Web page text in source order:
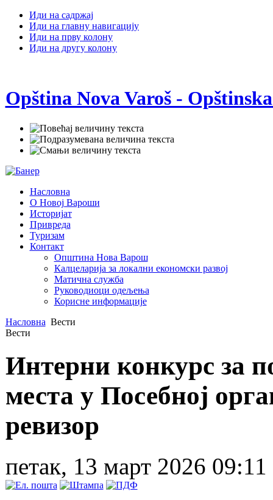
Иди на садржај
Иди на главну навигацију
Иди на прву колону
Иди на другу колону
Opština Nova Varoš -
Насловна
О Новој Вароши
Историјат
Привреда
Туризам
Контакт
Општина Нова Варош
Калцеларија за локални економски развој
Матична служба
Руководиоци одељења
Корисне информације
Насловна Вести
Вести
Интерни конкурс за
места у Посебној
ревизор
петак, 13 март 2026 09:11